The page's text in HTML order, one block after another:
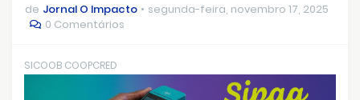
de Jornal O Impacto
segunda-feira, novembro 17, 2025
0 Comentários
SICOOB COOPCRED